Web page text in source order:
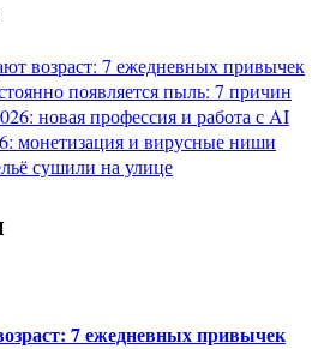
возраст: 7 ежедневных привычек
появляется пыль: 7 причин
новая профессия и работа с AI
монетизация и вирусные ниши
сушили на улице
7 ежедневных привычек